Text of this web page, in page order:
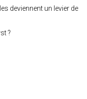
deviennent un levier de
?